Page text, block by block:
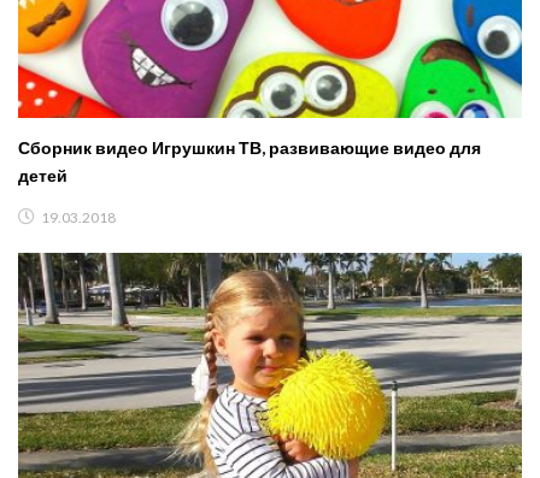
Сборник видео Игрушкин ТВ, развивающие видео для
детей
19.03.2018